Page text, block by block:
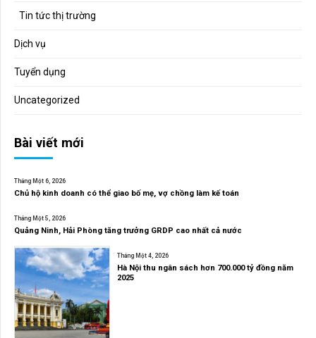
Tin tức thị trường
Dịch vụ
Tuyển dụng
Uncategorized
Bài viết mới
Tháng Một 6, 2026
Chủ hộ kinh doanh có thể giao bố mẹ, vợ chồng làm kế toán
Tháng Một 5, 2026
Quảng Ninh, Hải Phòng tăng trưởng GRDP cao nhất cả nước
Tháng Một 4, 2026
Hà Nội thu ngân sách hơn 700.000 tỷ đồng năm
2025